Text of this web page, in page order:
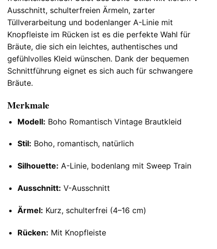
Ausschnitt, schulterfreien Ärmeln, zarter
Tüllverarbeitung und bodenlanger A-Linie mit
Knopfleiste im Rücken ist es die perfekte Wahl für
Bräute, die sich ein leichtes, authentisches und
gefühlvolles Kleid wünschen. Dank der bequemen
Schnittführung eignet es sich auch für schwangere
Bräute.
Merkmale
Modell: Boho Romantisch Vintage Brautkleid
Stil: Boho, romantisch, natürlich
Silhouette: A-Linie, bodenlang mit Sweep Train
Ausschnitt: V-Ausschnitt
Ärmel: Kurz, schulterfrei (4–16 cm)
Rücken: Mit Knopfleiste